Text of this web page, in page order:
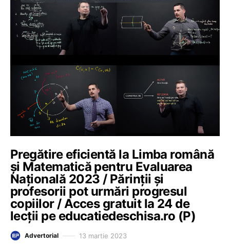
Pregătire eficientă la Limba română
și Matematică pentru Evaluarea
Națională 2023 / Părinții și
profesorii pot urmări progresul
copiilor / Acces gratuit la 24 de
lecții pe educatiedeschisa.ro (P)
Advertorial 13 martie 2023